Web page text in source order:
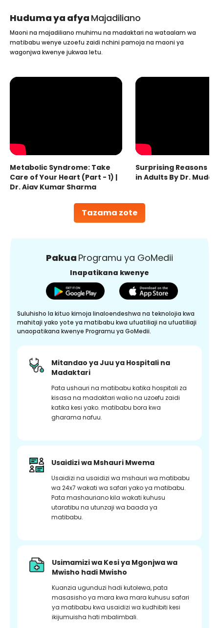
Huduma ya afya Majadiliano
Tazama zote
Maoni na majadiliano muhimu na madaktari na wataalam wa
matibabu wenye uzoefu zaidi nchini pamoja na maoni ya
wagonjwa kwenye jukwaa letu.
Metabolic Syndrome: Take
Care of Your Heart (Part - 1) |
Dr. Ajay Kumar Sharma
Surprising Reasons
in Adults By Dr.
Pakua Programu ya GoMedii
Inapatikana kwenye
Suluhisho la kituo kimoja linaloendeshwa na teknolojia kwa
mahitaji yako yote ya matibabu kwa ufuatiliaji na ufuatiliaji
unaopatikana kwenye Programu ya GoMedii.
Mitandao ya Juu ya Hospitali na
Madaktari
Pata ushauri na matibabu katika hospitali za
kisasa na madaktari walio na uzoefu zaidi
katika kesi yako. matibabu bora kwa
gharama nafuu.
Usaidizi wa Mshauri Mwema
Usaidizi na usaidizi wa mshauri wa matibabu
wa 24x7 wakati wa safari yako ya matibabu.
Pata mashauriano kila wakati kuhusu
utaratibu na utunzaji wa baada ya
matibabu.
Usimamizi wa Kesi ya Mgonjwa wa
Mwisho hadi Mwisho
Kuanzia ugunduzi hadi kutolewa, pata
masasisho ya mara kwa mara kuhusu safari
ya matibabu kwa usaidizi wa kudhibiti kesi
ikijumuisha hati mbalimbali.